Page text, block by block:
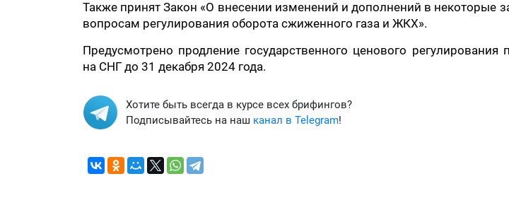
Также принят Закон «О внесении изменений и дополнений в некоторые
вопросам регулирования оборота сжиженного газа и ЖКХ».
Предусмотрено продление государственного ценового
на СНГ до 31 декабря 2024 года.
Хотите быть всегда в курсе всех брифингов?
Подписывайтесь на наш канал в Telegram!